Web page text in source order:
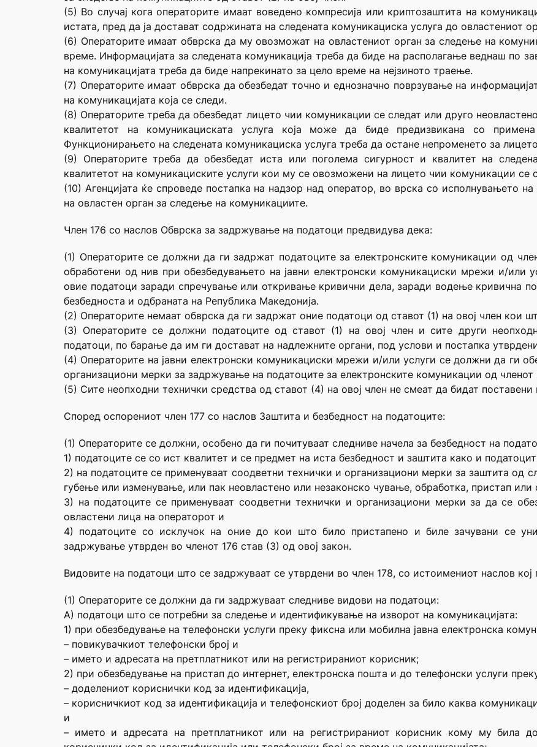
(5) Во случај кога операторите имаат воведено компресија или криптозаштита на
истата, пред да ја достават содржината на следената комуникациска услуга до овластениот
(6) Операторите имаат обврска да му овозможат на овластениот орган за следење на
време. Информацијата за следената комуникација треба да биде на располагање веднаш по
на комуникацијата треба да биде напрекинато за цело време на нејзиното траење.
(7) Операторите имаат обврска да обезбедат точно и еднозначно поврзување на
на комуникацијата која се следи.
(8) Операторите треба да обезбедат лицето чии комуникации се следат или друго
квалитетот на комуникациската услуга која може да биде предизвикана со
Функционирањето на следената комуникациска услуга треба да остане непроменето за
(9) Операторите треба да обезбедат иста или поголема сигурност и квалитет на
квалитетот на комуникациските услуги кои му се овозможени на лицето чии комуникации се
(10) Агенцијата ќе спроведе постапка на надзор над оператор, во врска со исполнувањето
на овластен орган за следење на комуникациите.
Член 176 со наслов Обврска за задржување на податоци предвидува дека:
(1) Операторите се должни да ги задржат податоците за електронските комуникации од
обработени од нив при обезбедувањето на јавни електронски комуникациски мрежи и/или
овие податоци заради спречување или откривање кривични дела, заради водење кривична
безбедноста и одбраната на Република Македонија.
(2) Операторите немаат обврска да ги задржат оние податоци од ставот (1) на овој член кои
(3) Операторите се должни податоците од ставот (1) на овој член и сите други
податоци, по барање да им ги достават на надлежните органи, под услови и постапка
(4) Операторите на јавни електронски комуникациски мрежи и/или услуги се должни да ги
организациони мерки за задржување на податоците за електронските комуникации од
(5) Сите неопходни технички средства од ставот (4) на овој член не смеат да бидат
Според оспорениот член 177 со наслов Заштита и безбедност на податоците:
(1) Операторите се должни, особено да ги почитуваат следниве начела за безбедност на
1) податоците се со ист квалитет и се предмет на иста безбедност и заштита како и
2) на податоците се применуваат соодветни технички и организациони мерки за заштита од
губење или изменување, или пак неовластено или незаконско чување, обработка, пристап или
3) на податоците се применуваат соодветни технички и организациони мерки за да се
овластени лица на операторот и
4) податоците со исклучок на оние до кои што било пристапено и биле зачувани се
задржување утврден во членот 176 став (3) од овој закон.
Видовите на податоци што се задржуваат се утврдени во член 178, со истоимениот наслов кој
(1) Операторите се должни да ги задржуваат следниве видови на податоци:
А) податоци што се потребни за следење и идентификување на изворот на комуникацијата:
1) при обезбедување на телефонски услуги преку фиксна или мобилна јавна електронска
– повикувачкиот телефонски број и
– името и адресата на претплатникот или на регистрираниот корисник;
2) при обезбедување на пристап до интернет, електронска пошта и до телефонски услуги
– доделениот кориснички код за идентификација,
– корисничкиот код за идентификација и телефонскиот број доделен за било каква
и
– името и адресата на претплатникот или на регистрираниот корисник кому му била